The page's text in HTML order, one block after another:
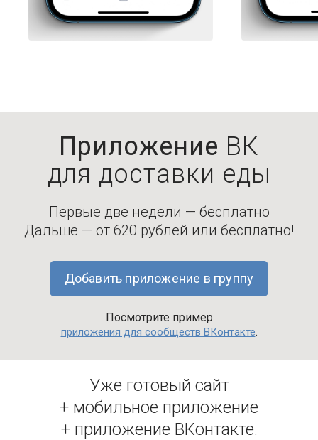
Приложение ВК
для доставки еды
Первые две недели — бесплатно
Дальше — от 620 рублей или бесплатно!
Добавить приложение в группу
Посмотрите пример
приложения для сообществ ВКонтакте.
Уже готовый сайт
+ мобильное приложение
+ приложение ВКонтакте.